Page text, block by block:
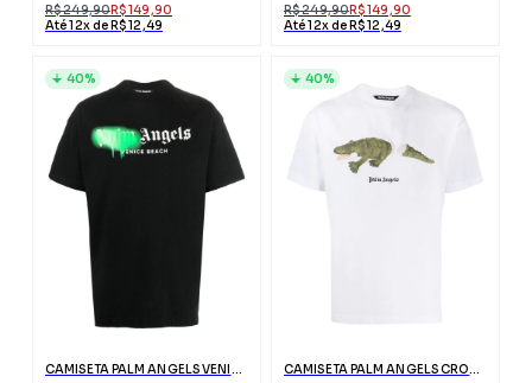
R$ 249,90R$ 149,90
Até 12x de R$ 12,49
R$ 249,90R$ 149,90
Até 12x de R$ 12,49
CAMISETA PALM ANGELS VENICE PRETA COM LOGO
40%
CAMISETA PALM ANGELS CROCODILO BRANCA COM LOGO
40%